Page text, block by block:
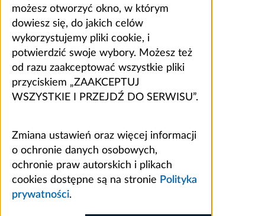
możesz otworzyć okno, w którym
dowiesz się, do jakich celów
wykorzystujemy pliki cookie, i
potwierdzić swoje wybory. Możesz też
od razu zaakceptować wszystkie pliki
przyciskiem „ZAAKCEPTUJ
WSZYSTKIE I PRZEJDŹ DO SERWISU”.
Zmiana ustawień oraz więcej informacji
o ochronie danych osobowych,
ochronie praw autorskich i plikach
cookies dostępne są na stronie Polityka
prywatności.